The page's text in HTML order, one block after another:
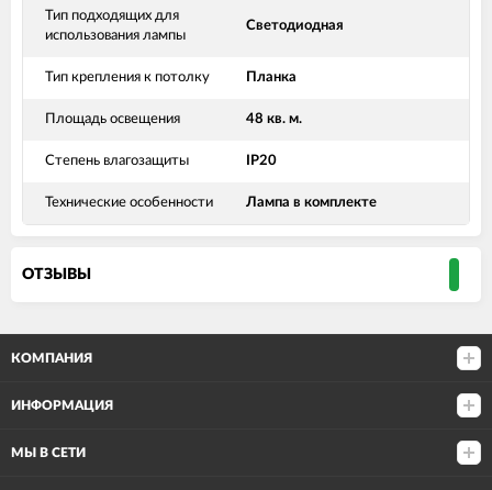
Тип подходящих для
использования лампы
Светодиодная
Тип крепления к потолку Планка
Площадь освещения 48 кв. м.
Степень влагозащиты IP20
Технические особенности Лампа в комплекте
ОТЗЫВЫ
КОМПАНИЯ
ИНФОРМАЦИЯ
МЫ В СЕТИ